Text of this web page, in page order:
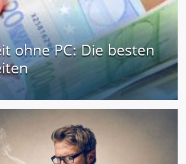
ohne PC: Die besten